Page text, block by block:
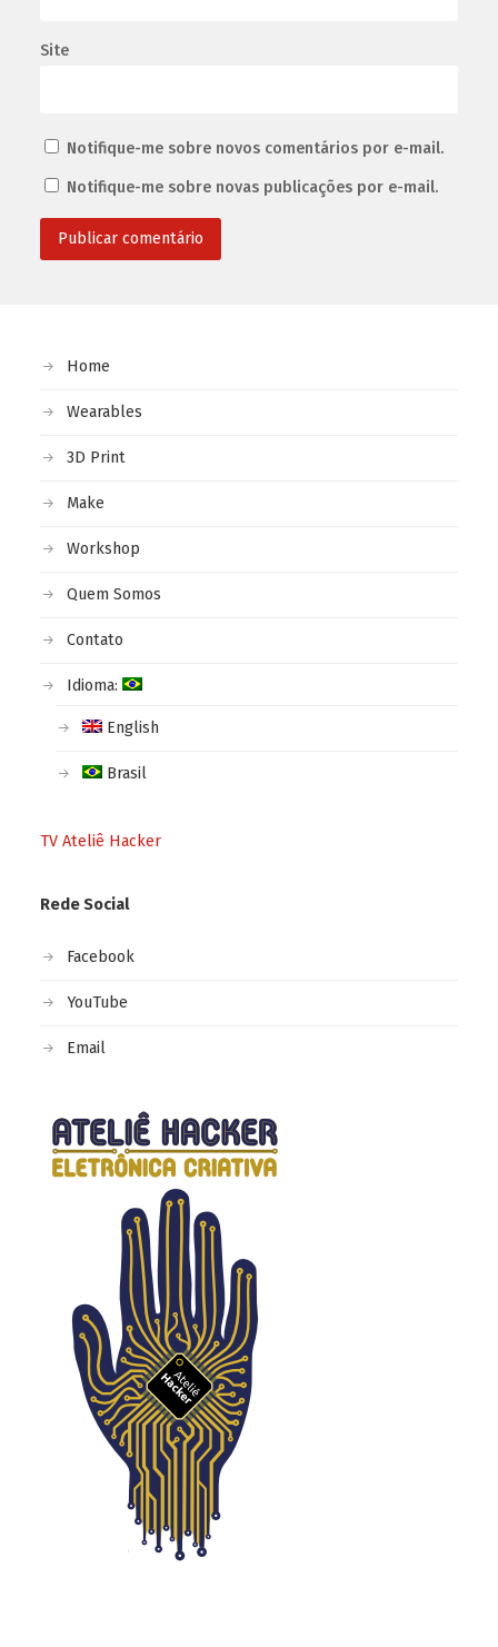
Site
Notifique-me sobre novos comentários por e-mail.
Notifique-me sobre novas publicações por e-mail.
Home
Wearables
3D Print
Make
Workshop
Quem Somos
Contato
Idioma:
English
Brasil
TV Ateliê Hacker
Rede Social
Facebook
YouTube
Email